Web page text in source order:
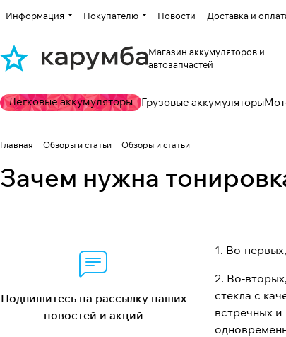
Информация Покупателю Новости Доставка и
Магазин аккумуляторов и
автозапчастей
Легковые аккумуляторы Грузовые аккумуляторы
Главная Обзоры и статьи Обзоры и статьи
Зачем нужна
1. Во-
2. Во-
стекла с
встречных
Подпишитесь на рассылку наших
новостей и акций